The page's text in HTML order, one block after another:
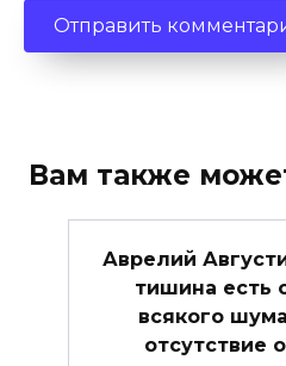
Вам также
Аврелий
тишина есть
всякого
отсутствие